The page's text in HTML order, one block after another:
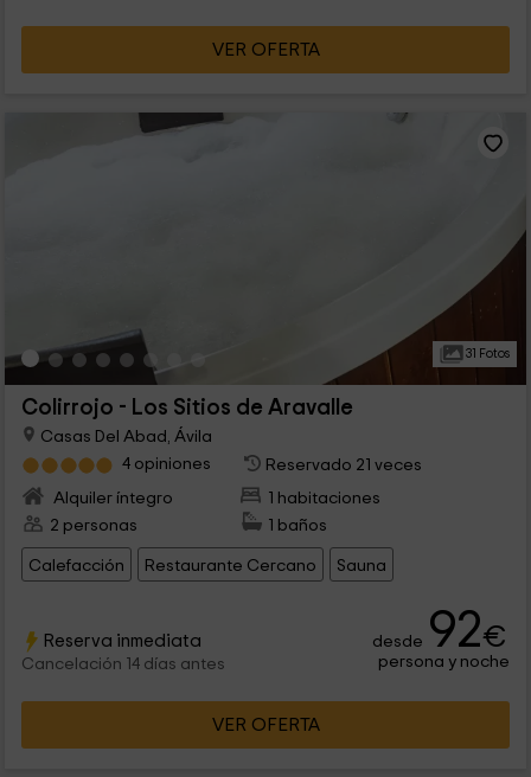
VER OFERTA
31 Fotos
Colirrojo - Los Sitios de Aravalle
Casas Del Abad, Ávila
4 opiniones
Reservado 21 veces
Alquiler íntegro
1 habitaciones
2 personas
1 baños
Calefacción Restaurante Cercano Sauna
Reserva inmediata
Cancelación 14 días antes
desde 92€
persona y noche
VER OFERTA